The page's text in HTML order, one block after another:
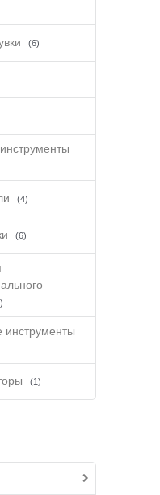
(6)
(4)
(6)
инструменты
(1)